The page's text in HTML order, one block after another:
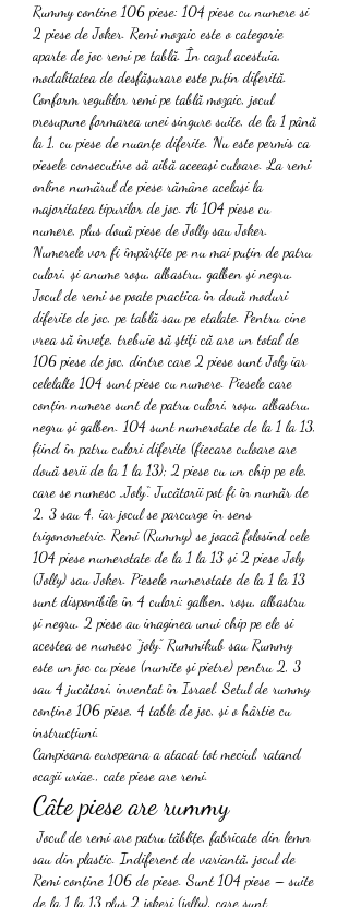
Rummy contine 106 piese: 104 piese cu numere si
2 piese de Joker. Remi mozaic este o categorie
aparte de joc remi pe tablă. În cazul acestuia,
modalitatea de desfășurare este puțin diferită.
Conform regulilor remi pe tablă mozaic, jocul
presupune formarea unei singure suite, de la 1 până
la 1, cu piese de nuanțe diferite. Nu este permis ca
piesele consecutive să aibă aceeași culoare. La remi
online numărul de piese rămâne același la
majoritatea tipurilor de joc. Ai 104 piese cu
numere, plus două piese de Jolly sau Joker.
Numerele vor fi împărțite pe nu mai puțin de patru
culori, și anume roșu, albastru, galben și negru.
Jocul de remi se poate practica în două moduri
diferite de joc, pe tablă sau pe etalate. Pentru cine
vrea să înveţe, trebuie să ştiţi că are un total de
106 piese de joc, dintre care 2 piese sunt Joly iar
celelalte 104 sunt piese cu numere. Piesele care
conțin numere sunt de patru culori, roșu, albastru,
negru și galben. 104 sunt numerotate de la 1 la 13,
fiind în patru culori diferite (fiecare culoare are
două serii de la 1 la 13); 2 piese cu un chip pe ele,
care se numesc „Joly“. Jucătorii pot fi în număr de
2, 3 sau 4, iar jocul se parcurge în sens
trigonometric. Remi (Rummy) se joacă folosind cele
104 piese numerotate de la 1 la 13 și 2 piese Joly
(Jolly) sau Joker. Piesele numerotate de la 1 la 13
sunt disponibile în 4 culori: galben, roșu, albastru
și negru. 2 piese au imaginea unui chip pe ele si
acestea se numesc “joly”. Rummikub sau Rummy
este un joc cu piese (numite și pietre) pentru 2, 3
sau 4 jucători, inventat în Israel. Setul de rummy
conține 106 piese, 4 table de joc, și o hârtie cu
instrucțiuni.
Campioana europeana a atacat tot meciul, ratand
ocazii uriae., cate piese are remi.
Câte piese are rummy
Jocul de remi are patru tăblițe, fabricate din lemn
sau din plastic. Indiferent de variantă, jocul de
Remi conține 106 de piese. Sunt 104 piese – suite
de la 1 la 13 plus 2 jokeri (jolly), care sunt